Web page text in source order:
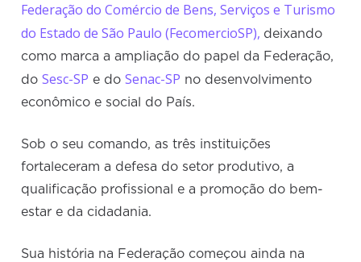
Federação do Comércio de Bens, Serviços e Turismo
do Estado de São Paulo (FecomercioSP), deixando
como marca a ampliação do papel da Federação,
doSesc-SP e doSenac-SP no desenvolvimento
econômico e social do País.
Sob o seu comando, as três instituições
fortaleceram a defesa do setor produtivo, a
qualificação profissional e a promoção do bem-
estar e da cidadania.
Sua história na Federação começou ainda na